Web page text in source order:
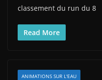
classement du run du 8
Read More
ANIMATIONS SUR L'EAU